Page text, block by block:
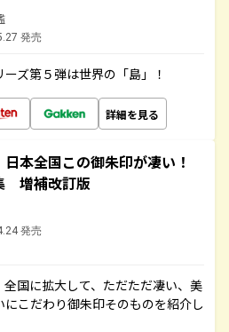
発売
ーズ第５弾は世界の「島」！
詳細を見る
本全国この御朱印が凄い！
増補改訂版
発売
国に拡大して、ただただ凄い、美
こだわり御朱印そのものを紹介し